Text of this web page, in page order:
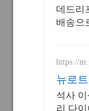
데드리
배송으
https://
뉴로
석사
리 다